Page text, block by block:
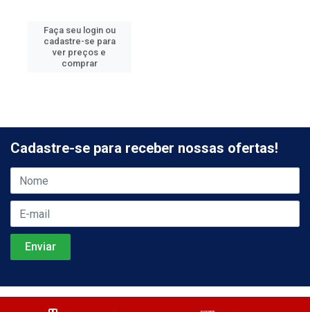
Faça seu login ou
cadastre-se para
ver preços e
comprar
Cadastre-se para receber nossas ofertas!